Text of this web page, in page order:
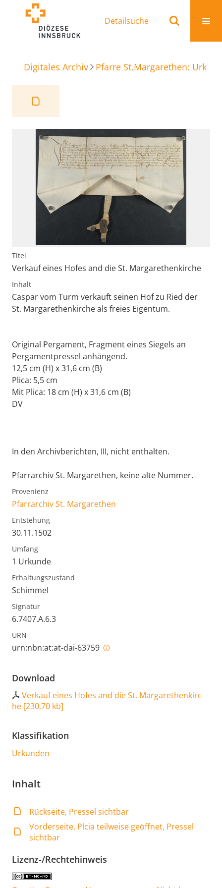
Detailsuche
Digitales Archiv Pfarre St.Margarethen:
Titel
Verkauf eines Hofes and die St. Margarethenkirche
Inhalt
Caspar vom Turm verkauft seinen Hof zu Ried der
St. Margarethenkirche als freies Eigentum.
Original Pergament, Fragment eines Siegels an
Pergamentpressel anhängend.
12,5 cm (H) x 31,6 cm (B)
Plica: 5,5 cm
Mit Plica: 18 cm (H) x 31,6 cm (B)
DV
In den Archivberichten, III, nicht enthalten.
Pfarrarchiv St. Margarethen, keine alte Nummer.
Provenienz
Pfarrarchiv St. Margarethen
Entstehung
30.11.1502
Umfang
1 Urkunde
Erhaltungszustand
Schimmel
Signatur
6.7407.A.6.3
URN
urn:nbn:at:at-dai-63759
Download
Verkauf eines Hofes and die St. Margarethenkirc
he [230,70 kb]
Klassifikation
Urkunden
Inhalt
Rückseite, Pressel sichtbar
Vorderseite, Plcia teilweise geöffnet, Pressel
sichtbar
Lizenz-/Rechtehinweis